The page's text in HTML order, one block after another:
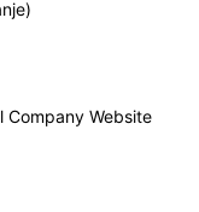
Company Website